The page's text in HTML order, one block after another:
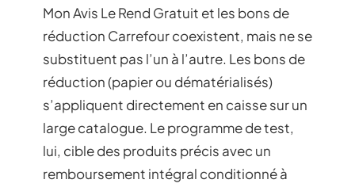
Mon Avis Le Rend Gratuit et les bons de
réduction Carrefour coexistent, mais ne se
substituent pas l’un à l’autre. Les bons de
réduction (papier ou dématérialisés)
s’appliquent directement en caisse sur un
large catalogue. Le programme de test,
lui, cible des produits précis avec un
remboursement intégral conditionné à